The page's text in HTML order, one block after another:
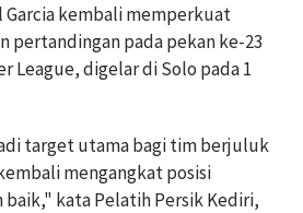
Garcia kembali memperkuat
pertandingan pada pekan ke-23
League, digelar di Solo pada 1
target utama bagi tim berjuluk
mengangkat posisi
baik," kata Pelatih Persik Kediri,